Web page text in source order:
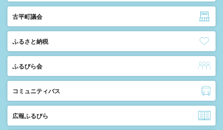
古平町議会
ふるさと納税
ふるびら会
コミュニティバス
広報ふるびら